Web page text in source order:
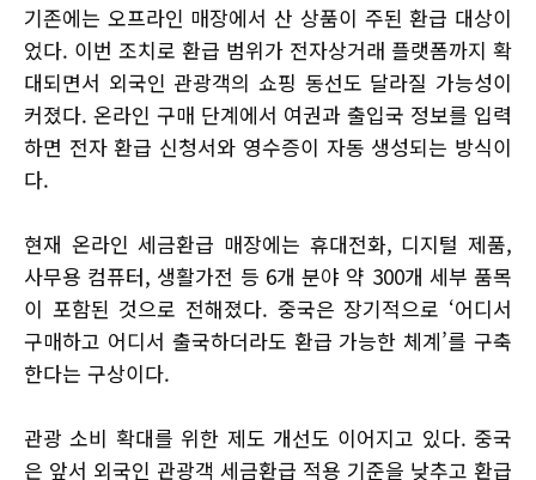
기존에는 오프라인 매장에서 산 상품이 주된 환급 대상이
었다. 이번 조치로 환급 범위가 전자상거래 플랫폼까지 확
대되면서 외국인 관광객의 쇼핑 동선도 달라질 가능성이
커졌다. 온라인 구매 단계에서 여권과 출입국 정보를 입력
하면 전자 환급 신청서와 영수증이 자동 생성되는 방식이
다.
현재 온라인 세금환급 매장에는 휴대전화, 디지털 제품,
사무용 컴퓨터, 생활가전 등 6개 분야 약 300개 세부 품목
이 포함된 것으로 전해졌다. 중국은 장기적으로 ‘어디서
구매하고 어디서 출국하더라도 환급 가능한 체계’를 구축
한다는 구상이다.
관광 소비 확대를 위한 제도 개선도 이어지고 있다. 중국
은 앞서 외국인 관광객 세금환급 적용 기준을 낮추고 환급